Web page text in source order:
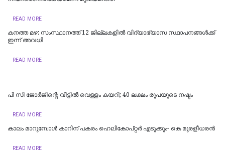
READ MORE
കനത്ത മഴ: സംസ്ഥാനത്ത് 12 ജില്ലകളില്‍ വിദ്യാഭ്യാസ സ്ഥാപനങ്ങള്‍ക്ക്
ഇന്ന് അവധി
READ MORE
പി സി ജോര്‍ജിന്റെ വീട്ടില്‍ വെള്ളം കയറി; 40 ലക്ഷം രൂപയുടെ നഷ്ടം
READ MORE
കാലം മാറുമ്പോൾ കാറിന് പകരം ഹെലികോപ്റ്റർ എടുക്കും- കെ മുരളീധരന്‍
READ MORE